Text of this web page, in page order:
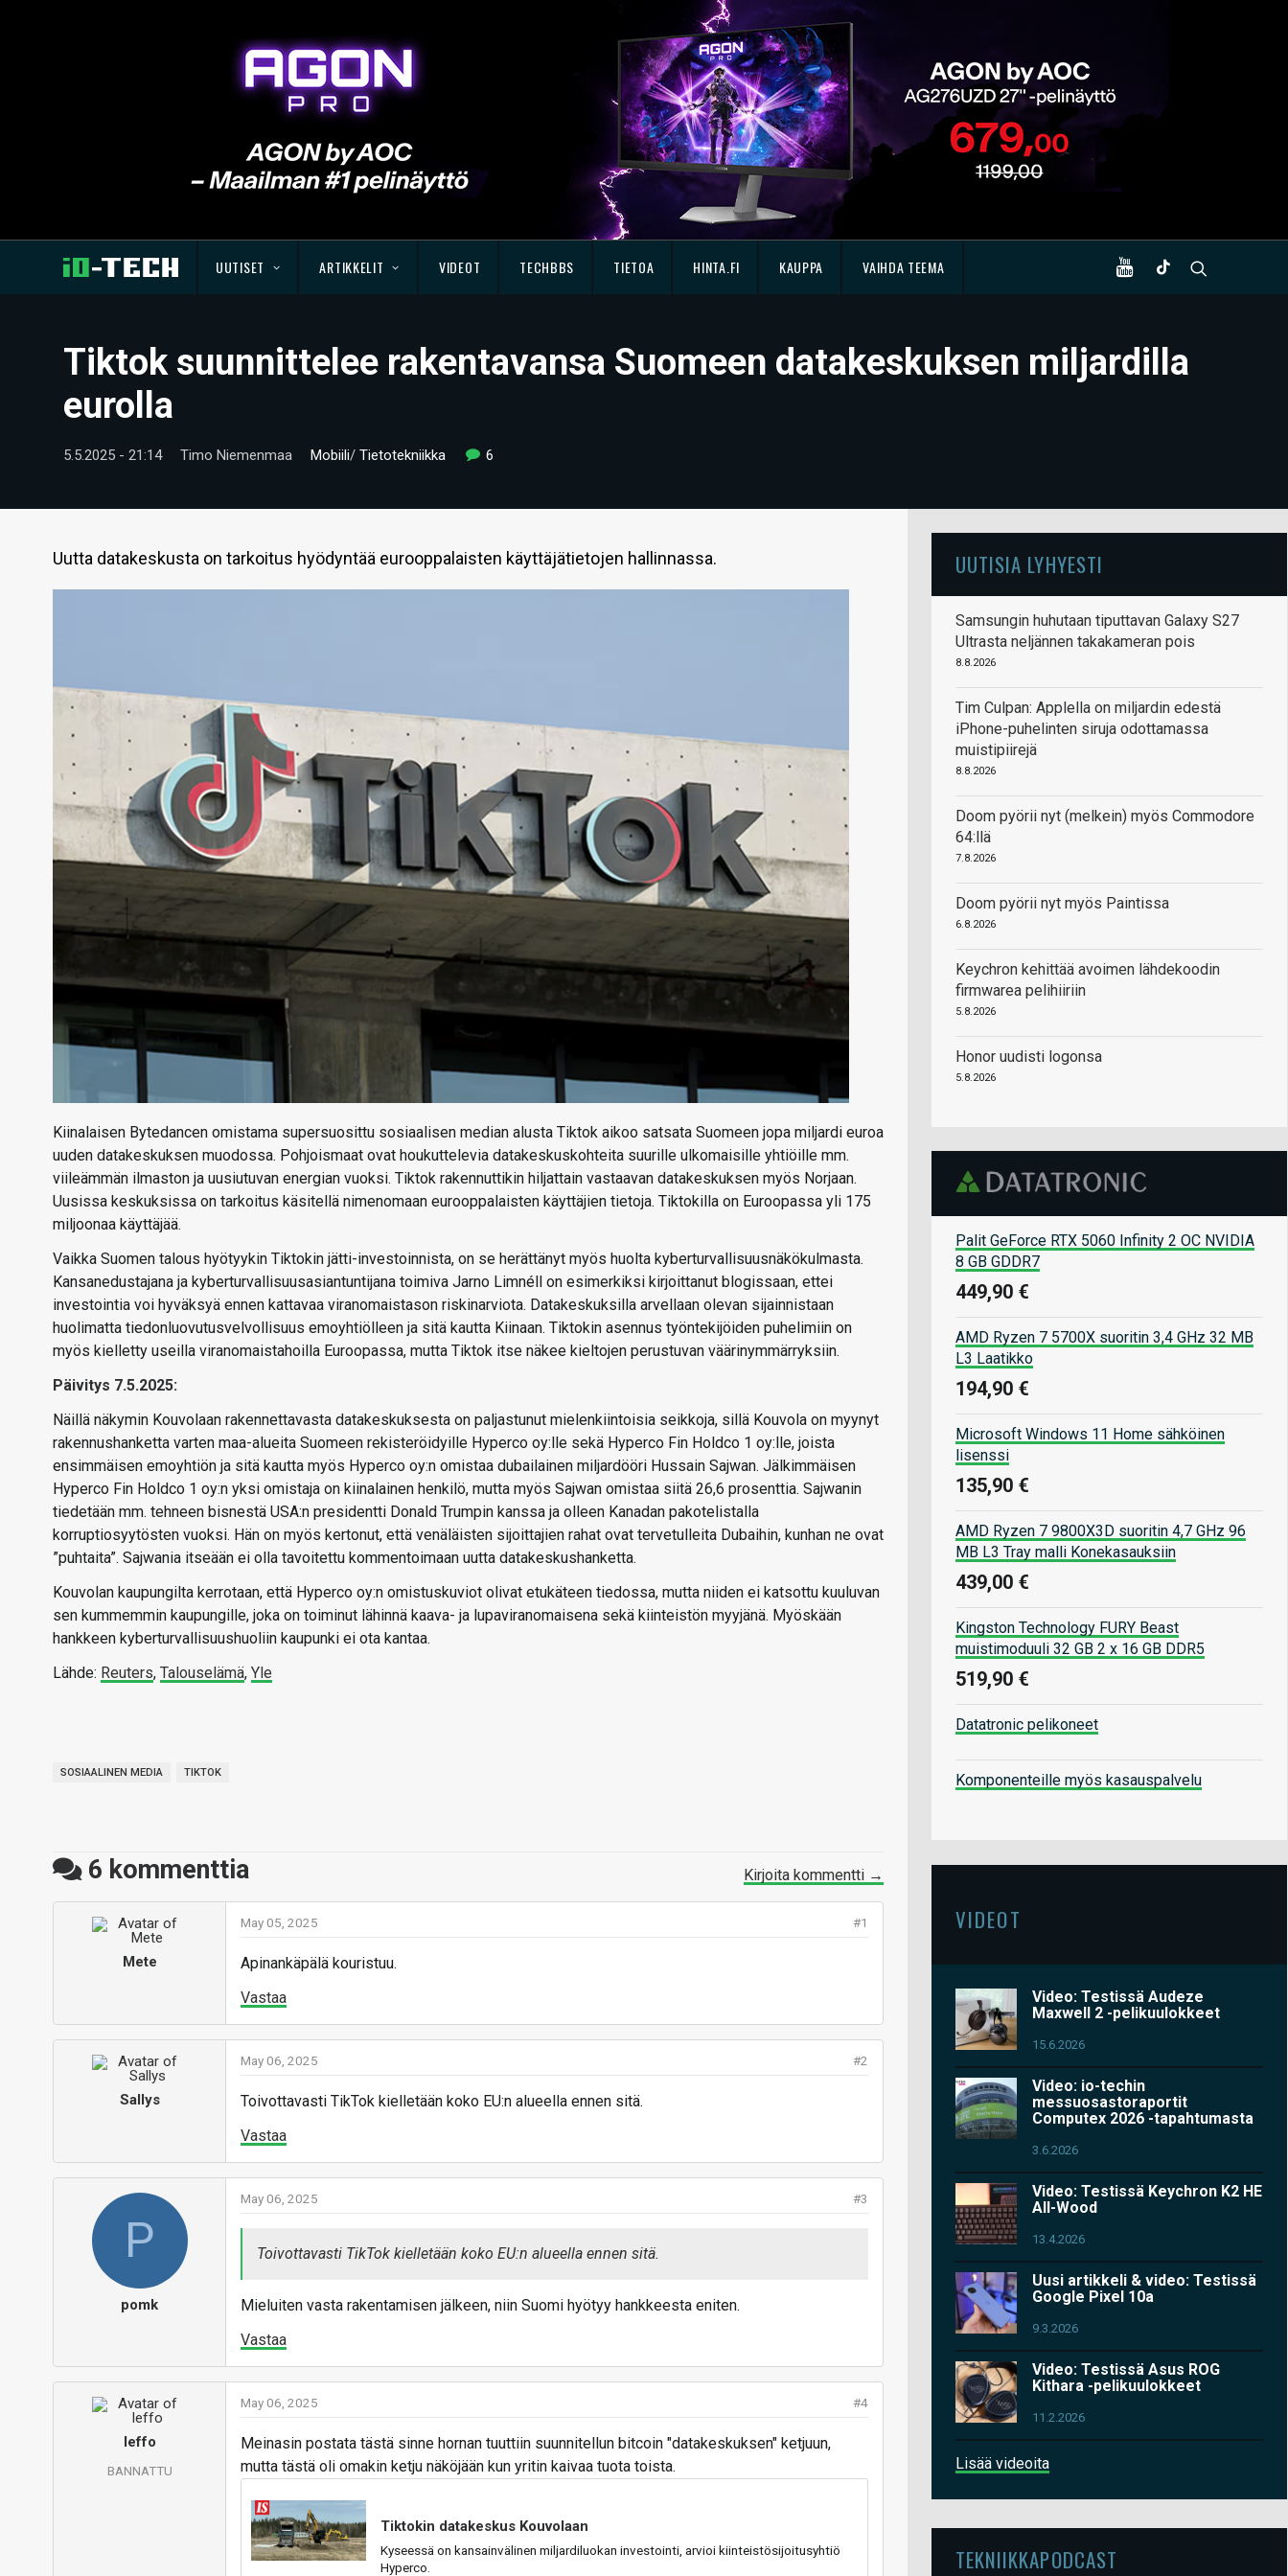
UUTISET ARTIKKELIT VIDEOT TECHBBS TIETOA HINTA.FI KAUPPA VAIHDA TEEMA
Tiktok suunnittelee rakentavansa Suomeen datakeskuksen miljardilla
eurolla
5.5.2025 - 21:14 Timo Niemenmaa Mobiili/ Tietotekniikka 6
Uutta datakeskusta on tarkoitus hyödyntää eurooppalaisten käyttäjätietojen hallinnassa.
Kiinalaisen Bytedancen omistama supersuosittu sosiaalisen median alusta Tiktok aikoo satsata Suomeen jopa miljardi euroa
uuden datakeskuksen muodossa. Pohjoismaat ovat houkuttelevia datakeskuskohteita suurille ulkomaisille yhtiöille mm.
viileämmän ilmaston ja uusiutuvan energian vuoksi. Tiktok rakennuttikin hiljattain vastaavan datakeskuksen myös Norjaan.
Uusissa keskuksissa on tarkoitus käsitellä nimenomaan eurooppalaisten käyttäjien tietoja. Tiktokilla on Euroopassa yli 175
miljoonaa käyttäjää.
Vaikka Suomen talous hyötyykin Tiktokin jätti-investoinnista, on se herättänyt myös huolta kyberturvallisuusnäkökulmasta.
Kansanedustajana ja kyberturvallisuusasiantuntijana toimiva Jarno Limnéll on esimerkiksi kirjoittanut blogissaan, ettei
investointia voi hyväksyä ennen kattavaa viranomaistason riskinarviota. Datakeskuksilla arvellaan olevan sijainnistaan
huolimatta tiedonluovutusvelvollisuus emoyhtiölleen ja sitä kautta Kiinaan. Tiktokin asennus työntekijöiden puhelimiin on
myös kielletty useilla viranomaistahoilla Euroopassa, mutta Tiktok itse näkee kieltojen perustuvan väärinymmärryksiin.
Päivitys 7.5.2025:
Näillä näkymin Kouvolaan rakennettavasta datakeskuksesta on paljastunut mielenkiintoisia seikkoja, sillä Kouvola on myynyt
rakennushanketta varten maa-alueita Suomeen rekisteröidyille Hyperco oy:lle sekä Hyperco Fin Holdco 1 oy:lle, joista
ensimmäisen emoyhtiön ja sitä kautta myös Hyperco oy:n omistaa dubailainen miljardööri Hussain Sajwan. Jälkimmäisen
Hyperco Fin Holdco 1 oy:n yksi omistaja on kiinalainen henkilö, mutta myös Sajwan omistaa siitä 26,6 prosenttia. Sajwanin
tiedetään mm. tehneen bisnestä USA:n presidentti Donald Trumpin kanssa ja olleen Kanadan pakotelistalla
korruptiosyytösten vuoksi. Hän on myös kertonut, että venäläisten sijoittajien rahat ovat tervetulleita Dubaihin, kunhan ne ovat
”puhtaita”. Sajwania itseään ei olla tavoitettu kommentoimaan uutta datakeskushanketta.
Kouvolan kaupungilta kerrotaan, että Hyperco oy:n omistuskuviot olivat etukäteen tiedossa, mutta niiden ei katsottu kuuluvan
sen kummemmin kaupungille, joka on toiminut lähinnä kaava- ja lupaviranomaisena sekä kiinteistön myyjänä. Myöskään
hankkeen kyberturvallisuushuoliin kaupunki ei ota kantaa.
Lähde: Reuters, Talouselämä, Yle
SOSIAALINEN MEDIA TIKTOK
6 kommenttia Kirjoita kommentti →
Mete
#1
May 05, 2025
Apinankäpälä kouristuu.
Vastaa
Sallys
#2
May 06, 2025
Toivottavasti TikTok kielletään koko EU:n alueella ennen sitä.
Vastaa
P
pomk
#3
May 06, 2025
Toivottavasti TikTok kielletään koko EU:n alueella ennen sitä.
Mieluiten vasta rakentamisen jälkeen, niin Suomi hyötyy hankkeesta eniten.
Vastaa
leffo
BANNATTU
#4
May 06, 2025
Meinasin postata tästä sinne hornan tuuttiin suunnitellun bitcoin "datakeskuksen" ketjuun,
mutta tästä oli omakin ketju näköjään kun yritin kaivaa tuota toista.
Tiktokin datakeskus Kouvolaan
Kyseessä on kansainvälinen miljardiluokan investointi, arvioi kiinteistösijoitusyhtiö
Hyperco.
UUTISIA LYHYESTI
Samsungin huhutaan tiputtavan Galaxy S27
Ultrasta neljännen takakameran pois
8.8.2026
Tim Culpan: Applella on miljardin edestä
iPhone-puhelinten siruja odottamassa
muistipiirejä
8.8.2026
Doom pyörii nyt (melkein) myös Commodore
64:llä
7.8.2026
Doom pyörii nyt myös Paintissa
6.8.2026
Keychron kehittää avoimen lähdekoodin
firmwarea pelihiiriin
5.8.2026
Honor uudisti logonsa
5.8.2026
Palit GeForce RTX 5060 Infinity 2 OC NVIDIA
8 GB GDDR7
449,90 €
AMD Ryzen 7 5700X suoritin 3,4 GHz 32 MB
L3 Laatikko
194,90 €
Microsoft Windows 11 Home sähköinen
lisenssi
135,90 €
AMD Ryzen 7 9800X3D suoritin 4,7 GHz 96
MB L3 Tray malli Konekasauksiin
439,00 €
Kingston Technology FURY Beast
muistimoduuli 32 GB 2 x 16 GB DDR5
519,90 €
Datatronic pelikoneet
Komponenteille myös kasauspalvelu
VIDEOT
Video: Testissä Audeze
Maxwell 2 -pelikuulokkeet
15.6.2026
Video: io-techin
messuosastoraportit
Computex 2026 -tapahtumasta
3.6.2026
Video: Testissä Keychron K2 HE
All-Wood
13.4.2026
Uusi artikkeli & video: Testissä
Google Pixel 10a
9.3.2026
Video: Testissä Asus ROG
Kithara -pelikuulokkeet
11.2.2026
Lisää videoita
TEKNIIKKAPODCAST